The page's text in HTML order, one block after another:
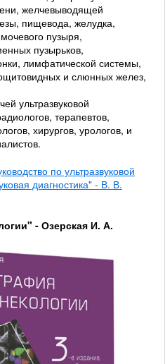
желчевыводящей
пищевода, желудка,
пузыря,
пузырьков,
лимфатической системы,
и слюнных желез,
ультразвуковой
терапевтов,
хирургов, урологов, и
по ультразвуковой
диагностика" - В. В.
- Озерская И. А.